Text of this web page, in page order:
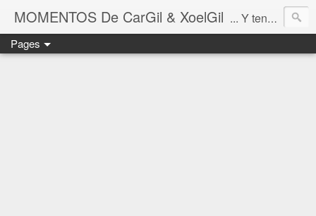
MOMENTOS De CarGil & XoelGil ... Y tengan cuidado ahí fuera, por favor.
Pages